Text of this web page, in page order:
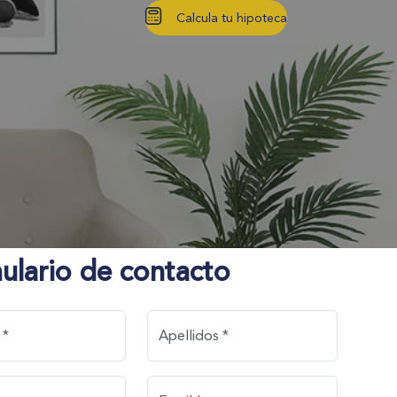
Calcula tu hipoteca
de contacto